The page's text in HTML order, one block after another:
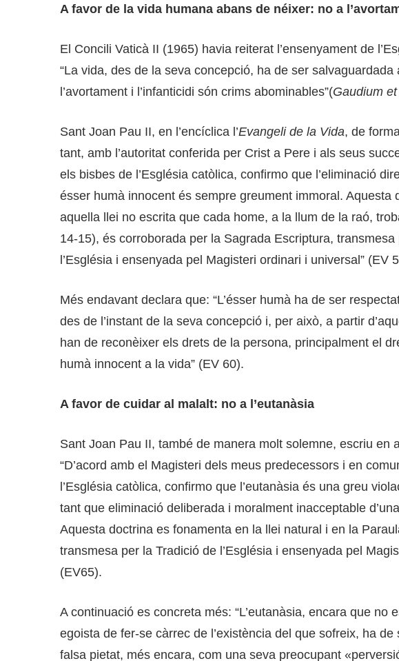
A favor de la vida humana abans de néixer: no a
El Concili Vaticà II (1965) havia reiterat l’ensenyament de
“La vida, des de la seva concepció, ha de ser salvaguardada
l’avortament i l’infanticidi són crims abominables”(Gaudium
Sant Joan Pau II, en l’encíclica l’Evangeli de la Vida, de
tant, amb l’autoritat conferida per Crist a Pere i als seus
els bisbes de l’Església catòlica, confirmo que l’eliminació
ésser humà innocent és sempre greument immoral. Aquesta
aquella llei no escrita que cada home, a la llum de la raó,
14-15), és corroborada per la Sagrada Escriptura,
l’Església i ensenyada pel Magisteri ordinari i universal” (EV
Més endavant declara que: “L’ésser humà ha de ser
des de l’instant de la seva concepció i, per això, a partir
han de reconèixer els drets de la persona, principalment el
humà innocent a la vida” (EV 60).
A favor de cuidar al malalt: no a l’eutanàsia
Sant Joan Pau II, també de manera molt solemne, escriu en
“D’acord amb el Magisteri dels meus predecessors i en
l’Església catòlica, confirmo que l’eutanàsia és una greu
tant que eliminació deliberada i moralment inacceptable
Aquesta doctrina es fonamenta en la llei natural i en la
transmesa per la Tradició de l’Església i ensenyada pel
(EV65).
A continuació es concreta més: “L’eutanàsia, encara que no
egoista de fer-se càrrec de l’existència del que sofreix, ha
falsa pietat, més encara, com una seva preocupant